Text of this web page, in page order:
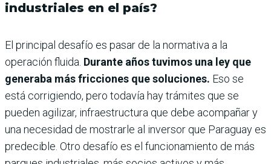
industriales en el país?
El principal desafío es pasar de la normativa a la
operación fluida. Durante años tuvimos una ley que
generaba más fricciones que soluciones. Eso se
está corrigiendo, pero todavía hay trámites que se
pueden agilizar, infraestructura que debe acompañar y
una necesidad de mostrarle al inversor que Paraguay es
predecible. Otro desafío es el funcionamiento de más